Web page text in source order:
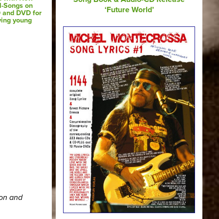
Songs on
and DVD for
young
and
‘Future World’